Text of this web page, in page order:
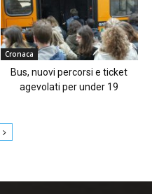
Cronaca
Bus, nuovi percorsi e ticket
agevolati per under 19